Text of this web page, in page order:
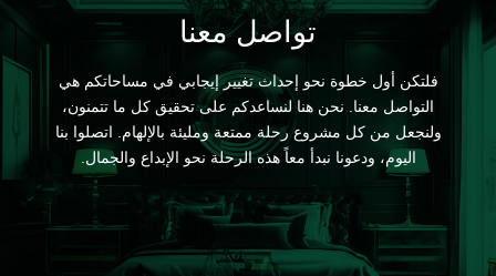
تواصل معنا
فلتكن أول خطوة نحو إحداث تغيير إيجابي في مساحاتكم هي
التواصل معنا. نحن هنا لنساعدكم على تحقيق كل ما تتمنون،
ولنجعل من كل مشروع رحلة ممتعة ومليئة بالإلهام. اتصلوا بنا
اليوم، ودعونا نبدأ معاً هذه الرحلة نحو الإبداع والجمال.